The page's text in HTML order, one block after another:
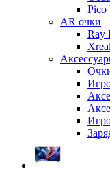
Pico
AR очки
Ray
Xreal